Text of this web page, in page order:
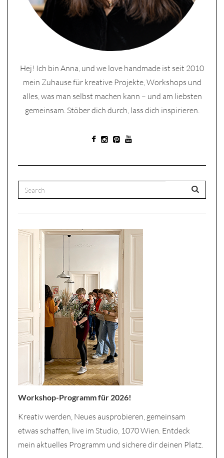
Hej! Ich bin Anna, und we love handmade ist seit 2010
mein Zuhause für kreative Projekte, Workshops und
alles, was man selbst machen kann – und am liebsten
gemeinsam. Stöber dich durch, lass dich inspirieren.
Workshop-Programm für 2026!
Kreativ werden, Neues ausprobieren, gemeinsam
etwas schaffen, live im Studio, 1070 Wien. Entdeck
mein aktuelles Programm und sichere dir deinen Platz.